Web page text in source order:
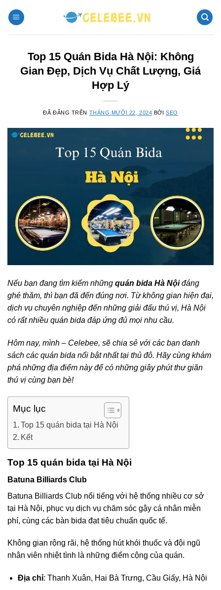
đến
Top 15 Quán Bida Hà Nội: Không
Gian Đẹp, Dịch Vụ Chất Lượng, Giá
Hợp Lý
ĐÃ ĐĂNG TRÊN THÁNG MƯỜI 22, 2024 BỞISEO
Nếu bạn đang tìm kiếm những quán bida Hà Nộiđáng
ghé thăm, thì bạn đã đến đúng nơi. Từ không gian hiện đại,
dịch vụ chuyên nghiệp đến những giải đấu thú vị, Hà Nội
có rất nhiều quán bida đáp ứng đủ mọi nhu cầu.
Hôm nay, mình – Celebee, sẽ chia sẻ với các bạn danh
sách các quán bida nổi bật nhất tại thủ đô. Hãy cùng khám
phá những địa điểm này để có những giây phút thư giãn
thú vị cùng bạn bè!
Mục lục
Top 15 quán bida tại Hà Nội
Kết
Top 15 quán bida tại Hà Nội
Batuna Billiards Club
Batuna Billiards Club nổi tiếng với hệ thống nhiều cơ sở
tại Hà Nội, phục vụ dịch vụ chăm sóc gậy cá nhân miễn
phí, cùng các bàn bida đạt tiêu chuẩn quốc tế.
Không gian rộng rãi, hệ thống hút khói thuốc và đội ngũ
nhân viên nhiệt tình là những điểm cộng của quán.
Địa chỉ: Thanh Xuân, Hai Bà Trưng, Cầu Giấy, Hà Nội